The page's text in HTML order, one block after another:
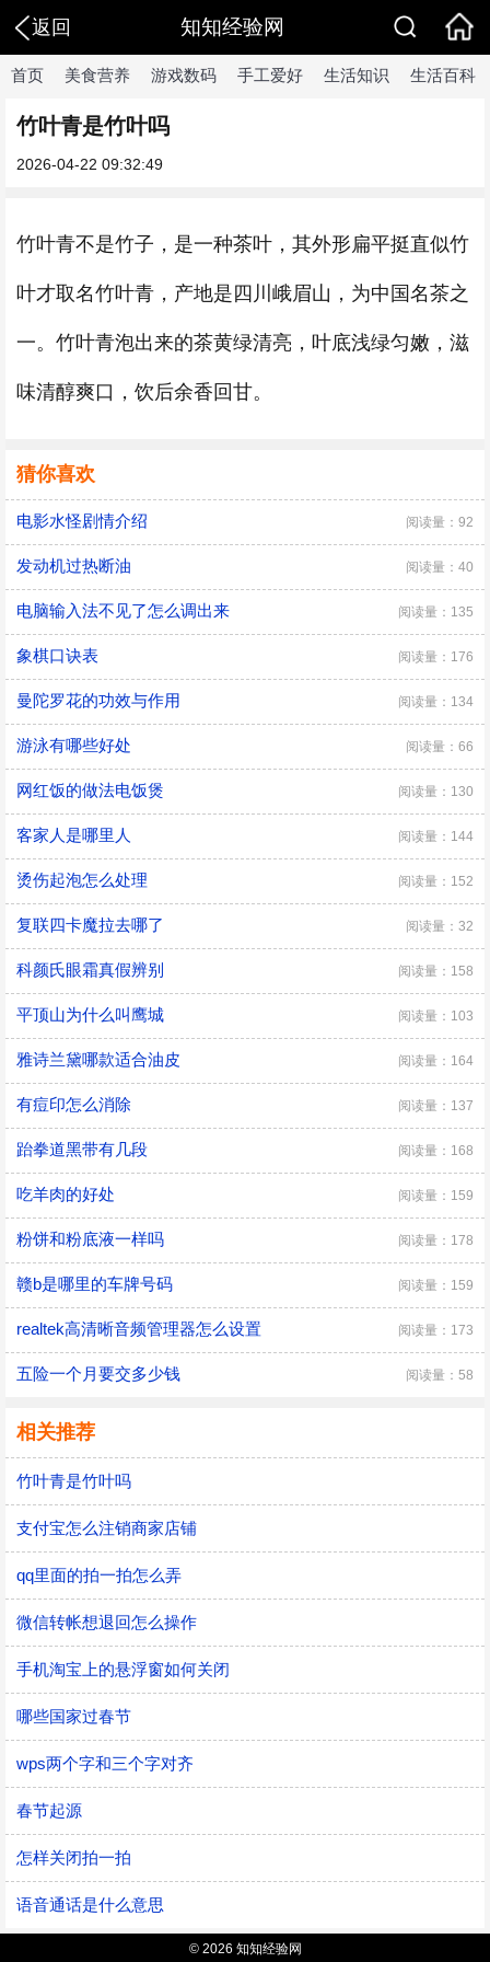
返回 知知经验网
首页 美食营养 游戏数码 手工爱好 生活知识 生活百科
竹叶青是竹叶吗
2026-04-22 09:32:49
竹叶青不是竹子，是一种茶叶，其外形扁平挺直似竹
叶才取名竹叶青，产地是四川峨眉山，为中国名茶之
一。竹叶青泡出来的茶黄绿清亮，叶底浅绿匀嫩，滋
味清醇爽口，饮后余香回甘。
猜你喜欢
电影水怪剧情介绍 阅读量：92
发动机过热断油 阅读量：40
电脑输入法不见了怎么调出来 阅读量：135
象棋口诀表 阅读量：176
曼陀罗花的功效与作用 阅读量：134
游泳有哪些好处 阅读量：66
网红饭的做法电饭煲 阅读量：130
客家人是哪里人 阅读量：144
烫伤起泡怎么处理 阅读量：152
复联四卡魔拉去哪了 阅读量：32
科颜氏眼霜真假辨别 阅读量：158
平顶山为什么叫鹰城 阅读量：103
雅诗兰黛哪款适合油皮 阅读量：164
有痘印怎么消除 阅读量：137
跆拳道黑带有几段 阅读量：168
吃羊肉的好处 阅读量：159
粉饼和粉底液一样吗 阅读量：178
赣b是哪里的车牌号码 阅读量：159
realtek高清晰音频管理器怎么设置 阅读量：173
五险一个月要交多少钱 阅读量：58
相关推荐
竹叶青是竹叶吗
支付宝怎么注销商家店铺
qq里面的拍一拍怎么弄
微信转帐想退回怎么操作
手机淘宝上的悬浮窗如何关闭
哪些国家过春节
wps两个字和三个字对齐
春节起源
怎样关闭拍一拍
语音通话是什么意思
© 2026 知知经验网